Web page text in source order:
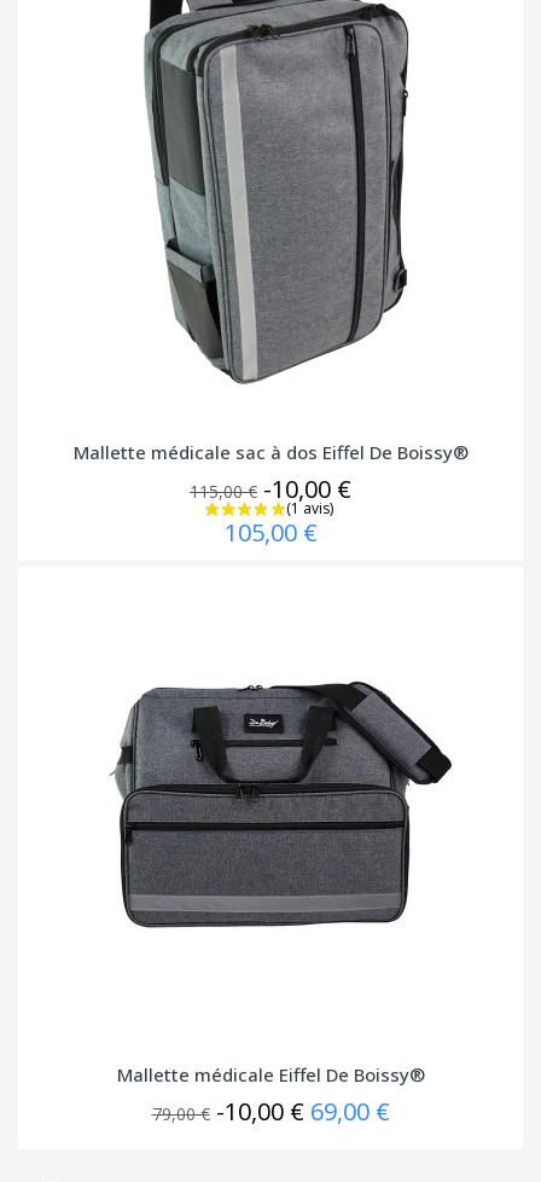
Mallette médicale sac à dos Eiffel De Boissy®
115,00 € -10,00 €
105,00 €
Mallette médicale Eiffel De Boissy®
79,00 € -10,00 € 69,00 €